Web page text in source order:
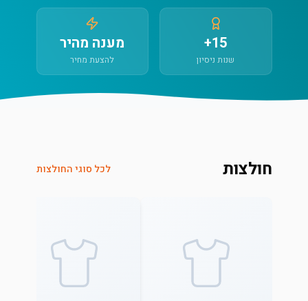
15+
שנות ניסיון
מענה מהיר
להצעת מחיר
חולצות לכל סוגי החולצות